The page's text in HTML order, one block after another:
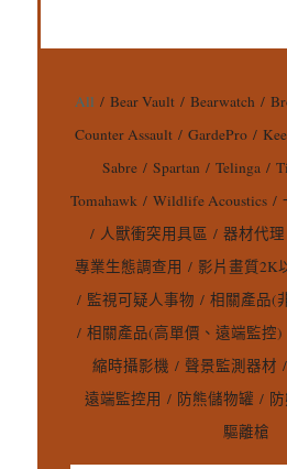
All / Bear Vault / Bearwatch /
Counter Assault / GardePro /
Sabre / Spartan / Telinga /
Tomahawk / Wildlife Acoustics /
/ 人獸衝突用具區 / 器材代理
專業生態調查用 / 影片畫質2K
/ 監視可疑人事物 / 相關產品(
/ 相關產品(高單價、遠端監控)
縮時攝影機 / 聲景監測器材 /
遠端監控用 / 防熊儲物罐 /
驅離槍